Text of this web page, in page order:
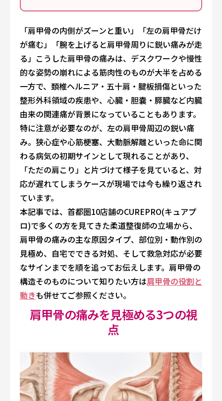
「肩甲骨の内側がズーンと重い」「左の肩甲骨だけ
が痛む」「腕を上げると肩甲骨周りに鋭い痛みが走
る」――こうした肩甲骨の痛みは、デスクワークや慢性
的な姿勢の崩れによる筋肉性のものが大半を占める
一方で、頚椎ヘルニア・五十肩・腱板損傷といった
整形外科領域の疾患や、心臓・胆嚢・膵臓など内臓
由来の関連痛が背景になっていることもあります。
特に注意が必要なのが、左の肩甲骨周辺の鋭い痛
み。狭心症や心筋梗塞、大動脈解離といった命に関
わる病気の初期サインとして現れることがあり、
「ただの肩こり」と片づけて様子を見ていると、対
応が遅れてしまうケースが現場では今も繰り返され
ています。
本記事では、首都圏10店舗のCUREPRO(キュアプ
ロ)で多くの方を見てきた柔道整復師の立場から、
肩甲骨の痛みの主な原因タイプ、部位別・動作別の
見極め、自宅でできる対処、そして救急対応が必要
なサインまでを順を追ってお伝えします。肩甲骨の
構造そのものについて知りたい方は肩甲骨の役割と
動きも併せてご参照ください。
肩甲骨の痛みを見極める3つの視
点